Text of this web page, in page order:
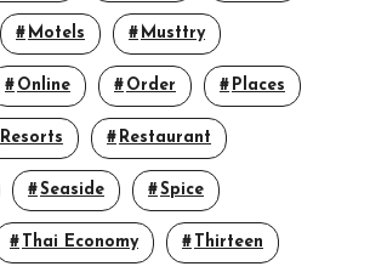
Motels Musttry
Online Order Places
Resorts Restaurant
Seaside Spice
Thai Economy Thirteen